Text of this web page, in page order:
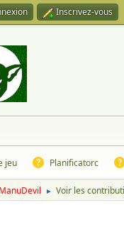
Inscrivez-vous
jeu Planificatorc
► Voir les